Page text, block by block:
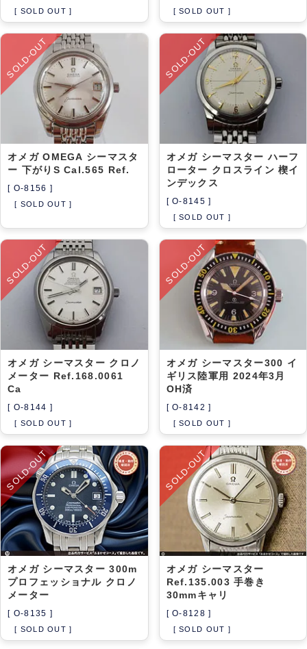
[ SOLD OUT ] [ SOLD OUT ]
SOLD-OUT
オメガ OMEGA シーマスタ
ー 下がりS Cal.565 Ref.
[ O-8156 ]
[ SOLD OUT ]
SOLD-OUT
オメガ シーマスター ハーフ
ローター クロスライン 楔イ
ンデックス
[ O-8145 ]
[ SOLD OUT ]
SOLD-OUT
オメガ シーマスター クロノ
メーター Ref.168.0061
Ca
[ O-8144 ]
[ SOLD OUT ]
SOLD-OUT
オメガ シーマスター300 イ
ギリス陸軍用 2024年3月
OH済
[ O-8142 ]
[ SOLD OUT ]
SOLD-OUT
オメガ シーマスター 300m
プロフェッショナル クロノ
メーター
[ O-8135 ]
[ SOLD OUT ]
SOLD-OUT
オメガ シーマスター
Ref.135.003 手巻き
30mmキャリ
[ O-8128 ]
[ SOLD OUT ]